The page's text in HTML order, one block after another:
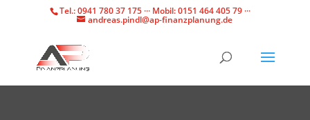
Tel.: 0941 780 37 175 ··· Mobil: 0151 464 405 79 ···
andreas.pindl@ap-finanzplanung.de